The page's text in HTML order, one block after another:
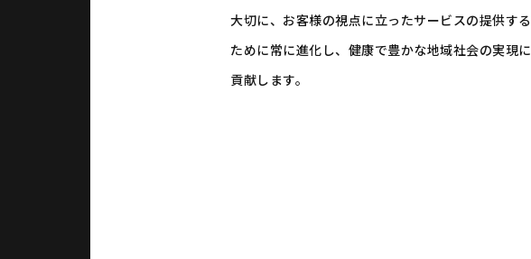
大切に、お客様の視点に立ったサービスの提供する
ために常に進化し、健康で豊かな地域社会の実現に
貢献します。